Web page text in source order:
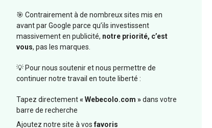
🎯 Contrairement à de nombreux sites mis en
avant par Google parce qu’ils investissent
massivement en publicité, notre priorité, c’est
vous, pas les marques.
💡 Pour nous soutenir et nous permettre de
continuer notre travail en toute liberté :
Tapez directement« Webecolo.com »dans votre
barre de recherche
Ajoutez notre site à vosfavoris